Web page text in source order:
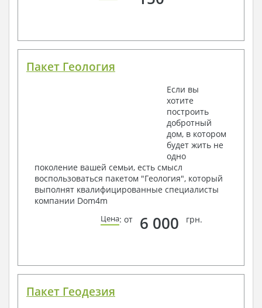
Пакет Геология
Если вы
хотите
построить
добротный
дом, в котором
будет жить не
одно
поколение вашей семьи, есть смысл
воспользоваться пакетом "Геология", который
выполнят квалифицированные специалисты
компании Dom4m
Цена: от 6 000 грн.
Пакет Геодезия